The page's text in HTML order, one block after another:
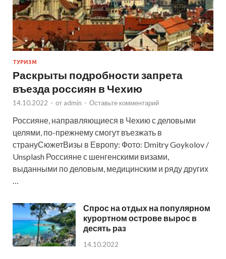
ТУРИЗМ
Раскрыты подробности запрета
въезда россиян в Чехию
14.10.2022 - от admin - Оставьте комментарий
Россияне, направляющиеся в Чехию с деловыми
целями, по-прежнему смогут въезжать в
странуСюжетВизы в Европу: Фото: Dmitry Goykolov /
Unsplash Россияне с шенгенскими визами,
выданными по деловым, медицинским и ряду других
…
Спрос на отдых на популярном
курортном острове вырос в
десять раз
14.10.2022